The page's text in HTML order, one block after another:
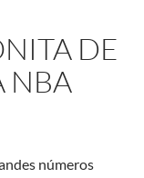
DE
NBA
números